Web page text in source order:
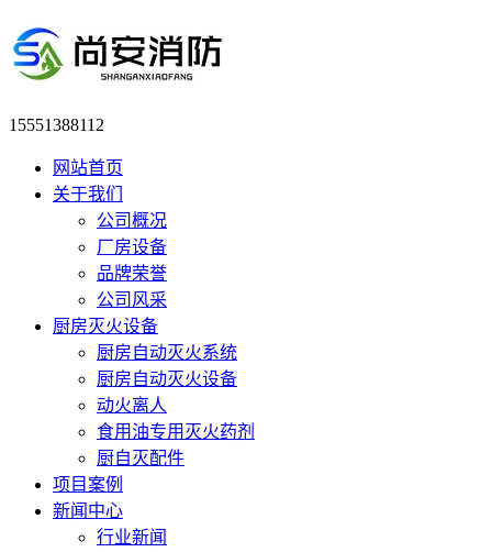
15551388112
网站首页
关于我们
公司概况
厂房设备
品牌荣誉
公司风采
厨房灭火设备
厨房自动灭火系统
厨房自动灭火设备
动火离人
食用油专用灭火药剂
厨自灭配件
项目案例
新闻中心
行业新闻